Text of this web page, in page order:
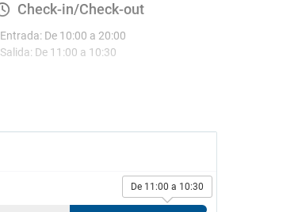
Check-in/Check-out
Entrada: De 10:00 a 20:00
Salida: De 11:00 a 10:30
De 11:00 a 10:30